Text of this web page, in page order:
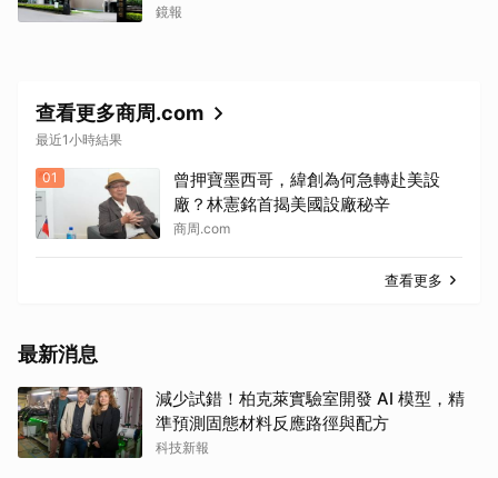
鏡報
查看更多商周.com
最近1小時結果
01
曾押寶墨西哥，緯創為何急轉赴美設
廠？林憲銘首揭美國設廠秘辛
商周.com
查看更多
最新消息
減少試錯！柏克萊實驗室開發 AI 模型，精
準預測固態材料反應路徑與配方
科技新報